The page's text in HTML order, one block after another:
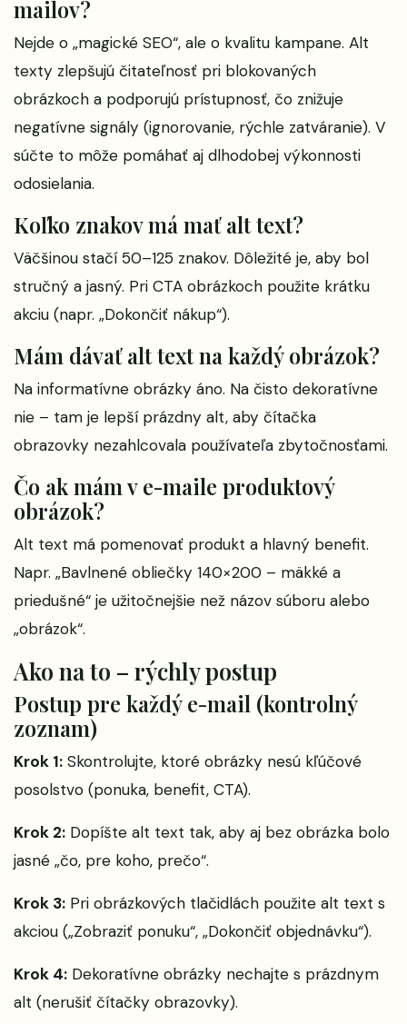
mailov?
Nejde o „magické SEO“, ale o kvalitu kampane. Alt
texty zlepšujú čitateľnosť pri blokovaných
obrázkoch a podporujú prístupnosť, čo znižuje
negatívne signály (ignorovanie, rýchle zatváranie). V
súčte to môže pomáhať aj dlhodobej výkonnosti
odosielania.
Koľko znakov má mať alt text?
Väčšinou stačí 50–125 znakov. Dôležité je, aby bol
stručný a jasný. Pri CTA obrázkoch použite krátku
akciu (napr. „Dokončiť nákup“).
Mám dávať alt text na každý obrázok?
Na informatívne obrázky áno. Na čisto dekoratívne
nie – tam je lepší prázdny alt, aby čítačka
obrazovky nezahlcovala používateľa zbytočnosťami.
Čo ak mám v e-maile produktový
obrázok?
Alt text má pomenovať produkt a hlavný benefit.
Napr. „Bavlnené obliečky 140×200 – mäkké a
priedušné“ je užitočnejšie než názov súboru alebo
„obrázok“.
Ako na to – rýchly postup
Postup pre každý e-mail (kontrolný
zoznam)
Krok 1: Skontrolujte, ktoré obrázky nesú kľúčové
posolstvo (ponuka, benefit, CTA).
Krok 2: Dopíšte alt text tak, aby aj bez obrázka bolo
jasné „čo, pre koho, prečo“.
Krok 3: Pri obrázkových tlačidlách použite alt text s
akciou („Zobraziť ponuku“, „Dokončiť objednávku“).
Krok 4: Dekoratívne obrázky nechajte s prázdnym
alt (nerušiť čítačky obrazovky).